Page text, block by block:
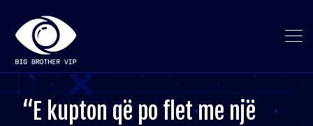
“E kupton që po flet me një